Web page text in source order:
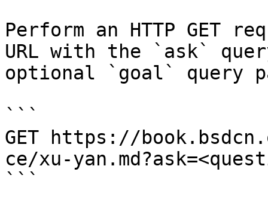
Perform an HTTP GET
URL with the `ask`
optional `goal` query
```
GET https://
ce/xu-
```